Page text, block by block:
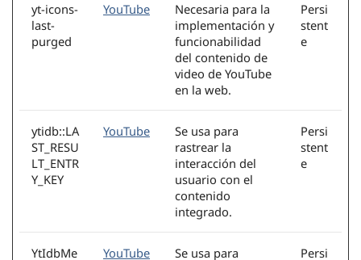
yt-icons-
last-
purged
YouTube
Necesaria para la
implementación y
funcionabilidad
del contenido de
video de YouTube
en la web.
Persi
stent
e
ytidb::LA
ST_RESU
LT_ENTR
Y_KEY
YouTube
Se usa para
rastrear la
interacción del
usuario con el
contenido
integrado.
Persi
stent
e
YtIdbMe
YouTube
Se usa para
Persi